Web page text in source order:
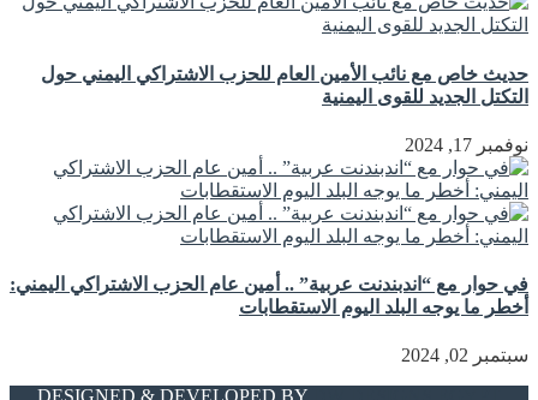
حديث خاص مع نائب الأمين العام للحزب الاشتراكي اليمني حول
التكتل الجديد للقوى اليمنية
نوفمبر 17, 2024
في حوار مع “اندبندنت عربية” .. أمين عام الحزب الاشتراكي اليمني:
أخطر ما يوجه البلد اليوم الاستقطابات
سبتمبر 02, 2024